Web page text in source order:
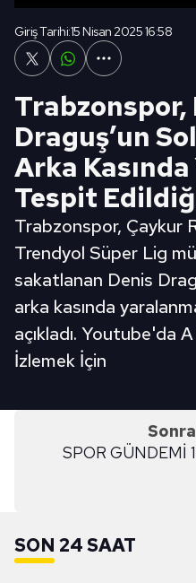
Giriş Tarihi:15 Nisan 2025 16:58
Trabzonspor,
Draguş’un
Arka
Tespit
Trabzonspor, Çaykur
Trendyol Süper Lig
sakatlanan Denis
arka kasında
açıkladı. Youtube'da A
İzlemek İçin
SPOR GÜNDEMİ
SON 24 SAAT